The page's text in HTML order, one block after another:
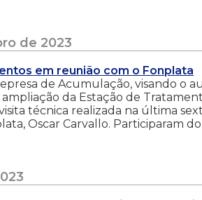
de 2023
em reunião com o Fonplata
de Acumulação, visando o
da Estação de
técnica realizada na última
Oscar Carvallo. Participaram